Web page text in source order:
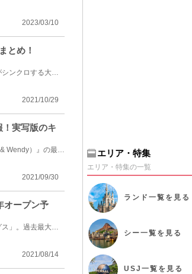
2023/03/10
とめ！
2011年からアメリカで放送が開始し、現実の世界とディズニー作品の物語の世界がシンクロする大人気ドラ...
2021/10/29
！実写版のキ
ディズニープラスで2022年に配信予定『ピーター・パン＆ウェンディ（Peter Pan & Wendy）』の最新情報を...
2021/09/30
オープン予
2023年、東京ディズニーシーにオープン予定の新エリア「ファンタジースプリングス」。過去最大規模の拡...
2021/08/14
エリア・特集
エリア・特集の一覧
ランド 一覧を見る
シー一覧を見る
USJ 一覧を見る